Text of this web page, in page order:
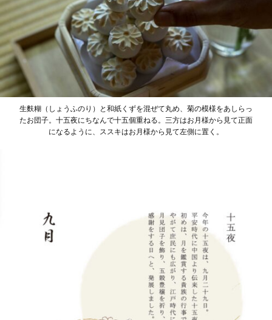
生麩糊（しょうふのり）と和紙くずを混ぜて丸め、菊の模様をあしらっ
たお団子。十五夜にちなんで十五個重ねる。三方はお月様から見て正面
になるように、ススキはお月様から見て左側に置く。